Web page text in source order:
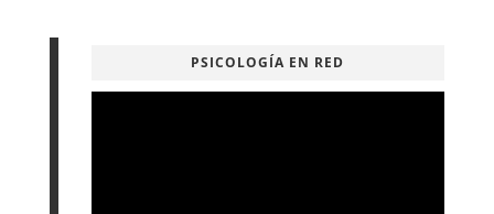
PSICOLOGÍA EN RED